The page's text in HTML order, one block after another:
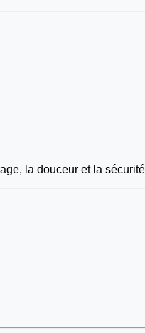
la douceur et la